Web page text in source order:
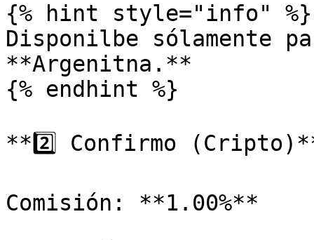
{% hint style="info" %}
Disponilbe sólamente
**Argenitna.**
{% endhint %}
**2️⃣ Confirmo
Comisión: **1.00%**